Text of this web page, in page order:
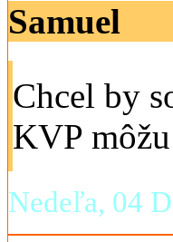
Samuel
Chcel by
KVP
Nedeľa, 04